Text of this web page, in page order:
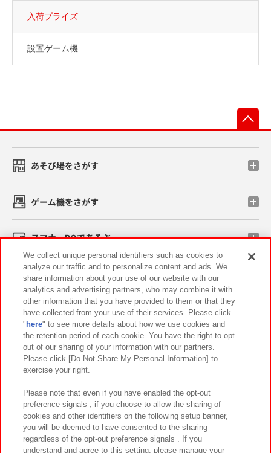
入荷プライズ
設置ゲーム機
あそび場をさがす
ゲーム機をさがす
スマホ・PCであそぶ
イベント・キャンペーン
関連会社 サステナビリティ サイトポリシー
プライバシーポリシー ウェブアクセシビリティ方針と検証結果
お取引先さまとともに
カスタマーハラスメント対応方針 よくあるご質問・お問い合わせ
We collect unique personal identifiers such as cookies to
analyze our traffic and to personalize content and ads. We
share information about your use of our website with our
analytics and advertising partners, who may combine it with
other information that you have provided to them or that they
have collected from your use of their services. Please click
" here" to see more details about how we use cookies and
the retention period of each cookie. You have the right to opt
out of our sharing of your information with our partners.
Please click [Do Not Share My Personal Information] to
exercise your right.
Please note that even if you have enabled the opt-out
preference signals , if you choose to allow the sharing of
cookies and other identifiers on the following setup banner,
you will be deemed to have consented to the sharing
regardless of the opt-out preference signals . If you
understand and agree to this setting, please manage your